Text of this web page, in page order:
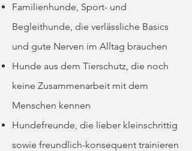
Familienhunde, Sport- und
Begleithunde, die verlässliche Basics
und gute Nerven im Alltag brauchen
Hunde aus dem Tierschutz, die noch
keine Zusammenarbeit mit dem
Menschen kennen
Hundefreunde, die lieber kleinschrittig
sowie freundlich-konsequent trainieren